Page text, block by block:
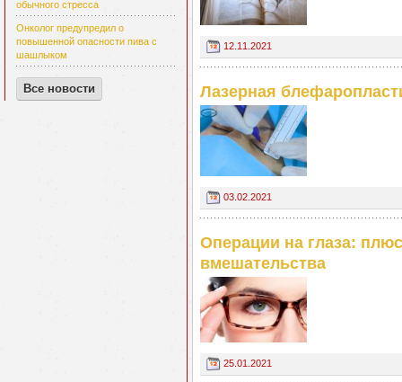
обычного стресса
Онколог предупредил о
повышенной опасности пива с
шашлыком
Все новости
12.11.2021
Лазерная
03.02.2021
Операции на глаза:
вмешательства
25.01.2021